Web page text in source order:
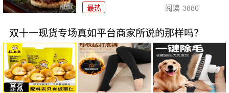
最热 阅读 3880
双十一现货专场真如平台商家所说的那样吗？